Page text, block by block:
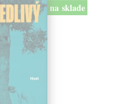
na sklade